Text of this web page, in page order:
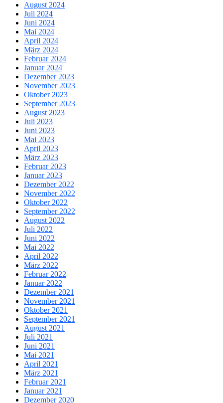
August 2024
Juli 2024
Juni 2024
Mai 2024
April 2024
März 2024
Februar 2024
Januar 2024
Dezember 2023
November 2023
Oktober 2023
September 2023
August 2023
Juli 2023
Juni 2023
Mai 2023
April 2023
März 2023
Februar 2023
Januar 2023
Dezember 2022
November 2022
Oktober 2022
September 2022
August 2022
Juli 2022
Juni 2022
Mai 2022
April 2022
März 2022
Februar 2022
Januar 2022
Dezember 2021
November 2021
Oktober 2021
September 2021
August 2021
Juli 2021
Juni 2021
Mai 2021
April 2021
März 2021
Februar 2021
Januar 2021
Dezember 2020